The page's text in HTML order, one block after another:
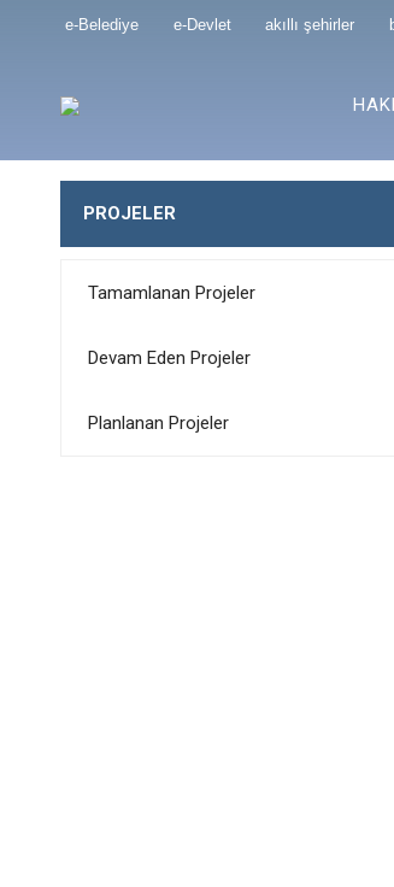
e-Belediye e-Devlet akıllı şehirler
PROJELER
Tamamlanan Projeler
Devam Eden Projeler
Planlanan Projeler